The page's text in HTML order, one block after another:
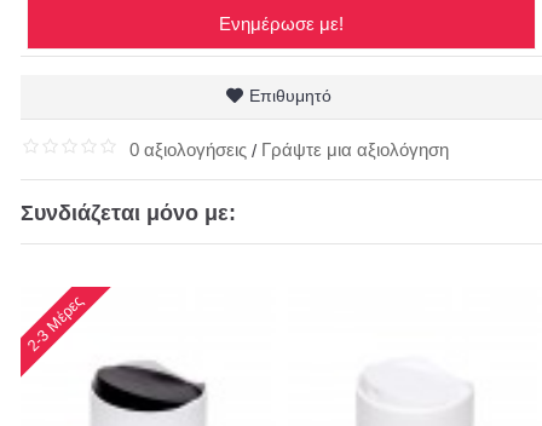
Ενημέρωσε με!
Επιθυμητό
0 αξιολογήσεις / Γράψτε μια αξιολόγηση
Συνδιάζεται μόνο με:
2-3 Μέρες